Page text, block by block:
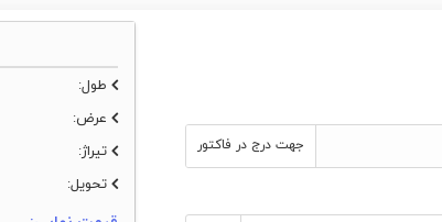
جهت درج در فاکتور
طول:
عرض:
تیراژ:
تحویل: